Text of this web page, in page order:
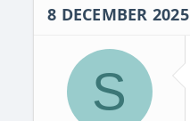
8 DECEMBER 2025
S